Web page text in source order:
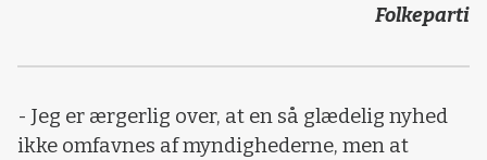
Folkeparti
- Jeg er ærgerlig over, at en så glædelig nyhed
ikke omfavnes af myndighederne, men at